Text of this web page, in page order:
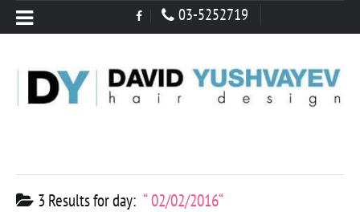
03-5252719
Menu
3 Results forday: 02/02/2016